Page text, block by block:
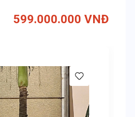
599.000.000 VNĐ